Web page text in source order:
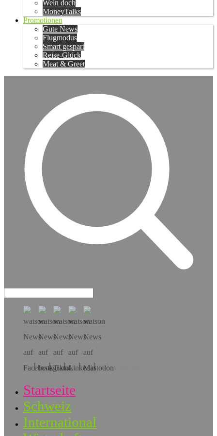
Wein doch
MoneyTalks
Promotionen
Gute News
Flugmodus
Smart gespart
Reise-Glück
Meat & Greet
Hol dir die App!
Startseite
Schweiz
International